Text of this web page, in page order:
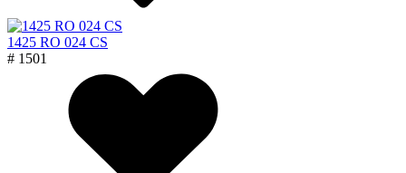
1425 RO 024 CS
# 1501